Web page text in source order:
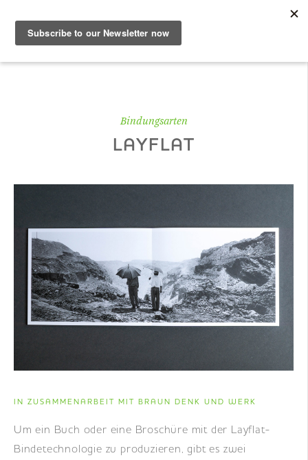
Wissen
DE|EN|FR
Bindungsarten
LAYFLAT
IN ZUSAMMENARBEIT MIT BRAUN DENK UND WERK
Um ein Buch oder eine Broschüre mit der Layflat-
Bindetechnologie zu produzieren, gibt es zwei